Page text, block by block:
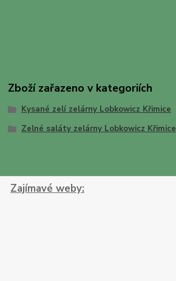
Zboží zařazeno v kategoriích
Kysané zelí zelárny Lobkowicz Křimice
Zelné saláty zelárny Lobkowicz Křimice
Zajímavé weby: